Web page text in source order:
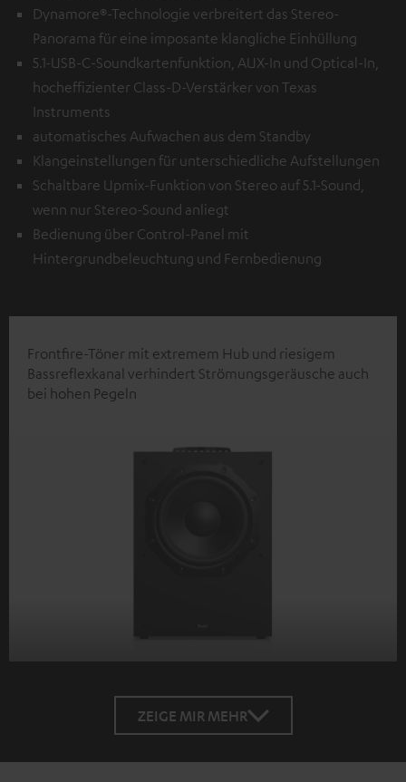
Dynamore®-Technologie verbreitert das Stereo-
Panorama für eine imposante klangliche Einhüllung
5.1-USB-C-Soundkartenfunktion, AUX-In und Optical-In,
hocheffizienter Class-D-Verstärker von Texas
Instruments
automatisches Aufwachen aus dem Standby
Klangeinstellungen für unterschiedliche Aufstellungen
Schaltbare Upmix-Funktion von Stereo auf 5.1-Sound,
wenn nur Stereo-Sound anliegt
Bedienung über Control-Panel mit
Hintergrundbeleuchtung und Fernbedienung
Frontfire-Töner mit extremem Hub und riesigem
Bassreflexkanal verhindert Strömungsgeräusche auch
bei hohen Pegeln
ZEIGE MIR MEHR